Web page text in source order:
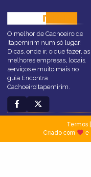
ITAPEMIRIM
O melhor de Cachoeiro de
Itapemirim num só lugar!
Dicas, onde ir, o que fazer, as
melhores empresas, locais,
serviços e muito mais no
guia Encontra
CachoeiroItapemirim.
Termos|
Criado com
e